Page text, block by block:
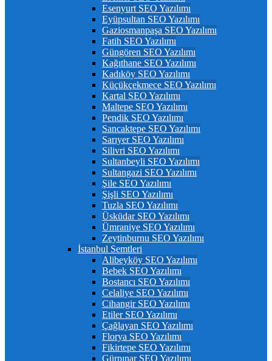
Esenyurt SEO Yazılımı
Eyüpsultan SEO Yazılımı
Gaziosmanpaşa SEO Yazılımı
Fatih SEO Yazılımı
Güngören SEO Yazılımı
Kağıthane SEO Yazılımı
Kadıköy SEO Yazılımı
Küçükçekmece SEO Yazılımı
Kartal SEO Yazılımı
Maltepe SEO Yazılımı
Pendik SEO Yazılımı
Sancaktepe SEO Yazılımı
Sarıyer SEO Yazılımı
Silivri SEO Yazılımı
Sultanbeyli SEO Yazılımı
Sultangazi SEO Yazılımı
Şile SEO Yazılımı
Şişli SEO Yazılımı
Tuzla SEO Yazılımı
Üsküdar SEO Yazılımı
Ümraniye SEO Yazılımı
Zeytinburnu SEO Yazılımı
İstanbul Semtleri
Alibeyköy SEO Yazılımı
Bebek SEO Yazılımı
Bostancı SEO Yazılımı
Celaliye SEO Yazılımı
Cihangir SEO Yazılımı
Etiler SEO Yazılımı
Çağlayan SEO Yazılımı
Florya SEO Yazılımı
Fikirtepe SEO Yazılımı
Gürpınar SEO Yazılımı